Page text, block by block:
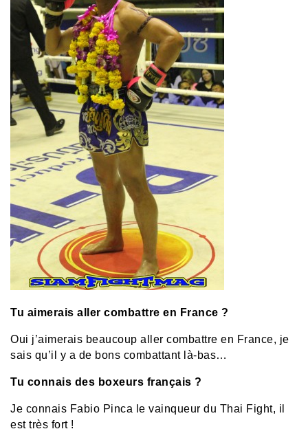
Tu aimerais aller combattre en France ?
Oui j’aimerais beaucoup aller combattre en France, je
sais qu’il y a de bons combattant là-bas…
Tu connais des boxeurs français ?
Je connais Fabio Pinca le vainqueur du Thai Fight, il
est très fort !